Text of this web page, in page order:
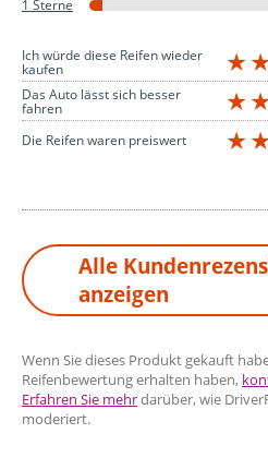
1 Sterne
Ich würde diese Reifen wieder
kaufen
Das Auto lässt sich besser
fahren
Die Reifen waren preiswert
Alle
anzeigen
Wenn Sie dieses Produkt gekauft
Reifenbewertung erhalten haben,
Erfahren Sie mehrdarüber, wie
moderiert.